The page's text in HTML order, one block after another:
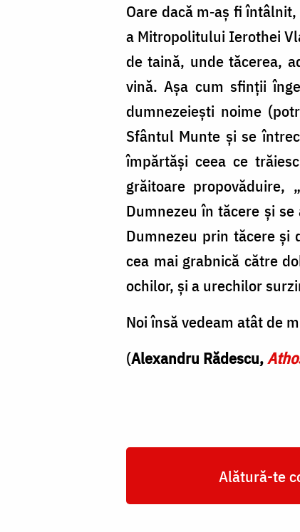
Oare dacă m‐aş fi
a Mitropolitului Ierothei
de taină, unde tăcerea,
vină. Aşa cum sfinţii
dumnezeieşti noime
Sfântul Munte şi se
împărtăşi ceea ce
grăitoare
Dumnezeu în tăcere şi
Dumnezeu prin tăcere şi
cea mai grabnică către
ochilor, şi a urechilor
Noi însă vedeam atât de
(Alexandru Rădescu,
Alătură-te